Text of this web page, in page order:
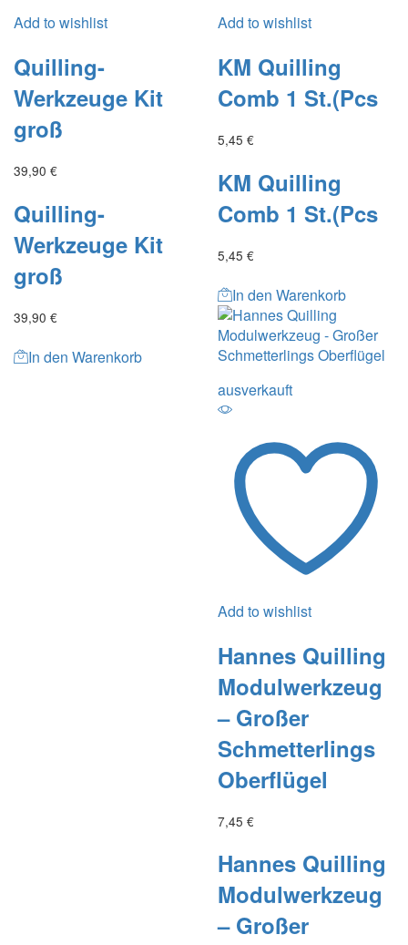
Add to wishlist
Quilling-
Werkzeuge Kit
groß
39,90 €
Quilling-
Werkzeuge Kit
groß
39,90 €
In den Warenkorb
Add to wishlist
KM Quilling
Comb 1 St.(Pcs
5,45 €
KM Quilling
Comb 1 St.(Pcs
5,45 €
In den Warenkorb
ausverkauft
Add to wishlist
Hannes Quilling
Modulwerkzeug
– Großer
Schmetterlings
Oberflügel
7,45 €
Hannes Quilling
Modulwerkzeug
– Großer